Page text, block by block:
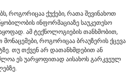
როგორიცაა ქუქები, რათა შევინახოთ
ინფორმაციაზე საუკეთესო
ამ ტექნოლოგიების თანხმობით,
მონაცემები, როგორიცაა ბრაუზერის ქცევა
თუ თქვენ არ დათანხმდებით ან
ეს უარყოფითად აისახოს გარკვეულ